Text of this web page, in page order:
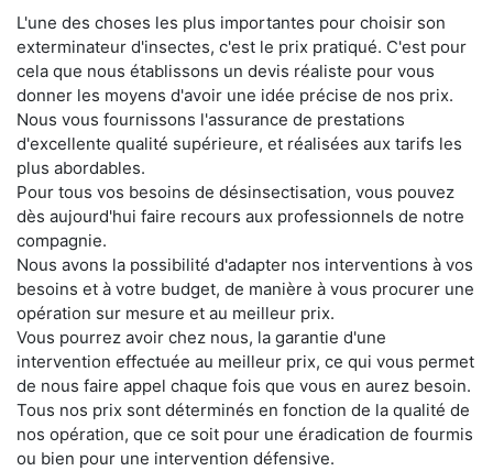
L'une des choses les plus importantes pour choisir son
exterminateur d'insectes, c'est le prix pratiqué. C'est pour
cela que nous établissons un devis réaliste pour vous
donner les moyens d'avoir une idée précise de nos prix.
Nous vous fournissons l'assurance de prestations
d'excellente qualité supérieure, et réalisées aux tarifs les
plus abordables.
Pour tous vos besoins de désinsectisation, vous pouvez
dès aujourd'hui faire recours aux professionnels de notre
compagnie.
Nous avons la possibilité d'adapter nos interventions à vos
besoins et à votre budget, de manière à vous procurer une
opération sur mesure et au meilleur prix.
Vous pourrez avoir chez nous, la garantie d'une
intervention effectuée au meilleur prix, ce qui vous permet
de nous faire appel chaque fois que vous en aurez besoin.
Tous nos prix sont déterminés en fonction de la qualité de
nos opération, que ce soit pour une éradication de fourmis
ou bien pour une intervention défensive.